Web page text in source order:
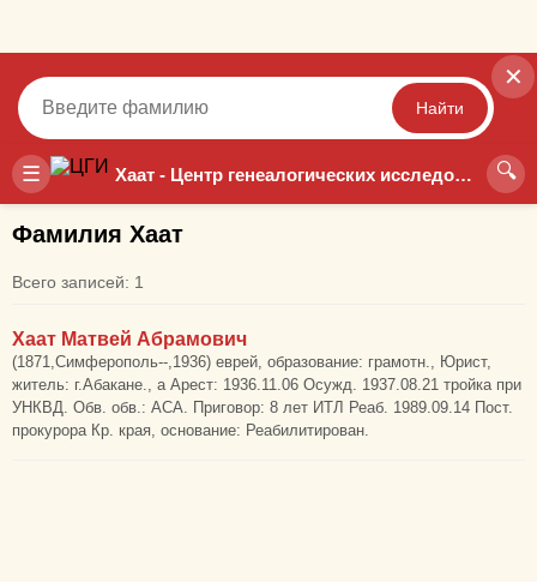
☰ Хаат - Центр генеалогических исследований 🔍
✕
Найти
Точный Неточный
Фамилия Хаат
Всего записей: 1
Хаат Матвей Абрамович
(1871,Симферополь--,1936) еврей, образование: грамотн., Юрист,
житель: г.Абакане., а Арест: 1936.11.06 Осужд. 1937.08.21 тройка при
УНКВД. Обв. обв.: АСА. Приговор: 8 лет ИТЛ Реаб. 1989.09.14 Пост.
прокурора Кр. края, основание: Реабилитирован.